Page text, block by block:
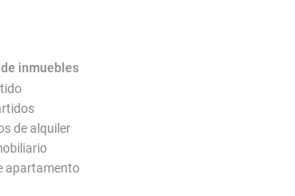
inmuebles
de alquiler
apartamento